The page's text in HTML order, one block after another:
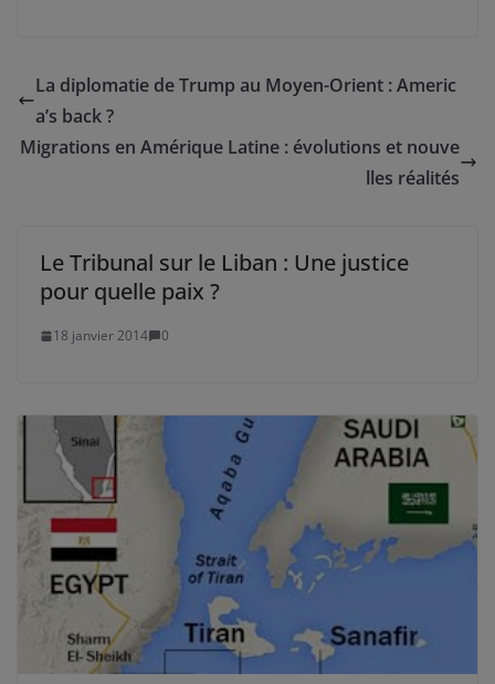
La diplomatie de Trump au Moyen-Orient : Americ
a’s back ?
Migrations en Amérique Latine : évolutions et nouve
lles réalités
Le Tribunal sur le Liban : Une justice
pour quelle paix ?
18 janvier 2014 0